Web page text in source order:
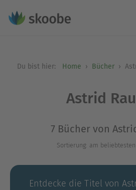
Du bist hier: Home Bücher
Astrid
7 Bücher von
Sortierung: am
Entdecke die Titel von